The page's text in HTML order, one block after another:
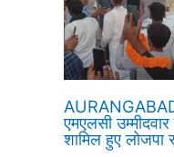
एमएलसी
शामिल हुए लोजपा